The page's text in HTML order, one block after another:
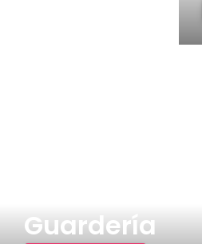
Guardería